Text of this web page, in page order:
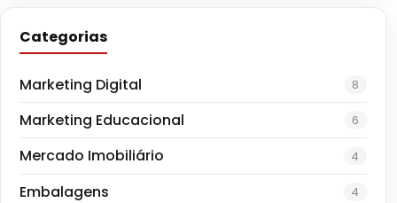
Categorias
Marketing Digital 8
Marketing Educacional 6
Mercado Imobiliário 4
Embalagens 4